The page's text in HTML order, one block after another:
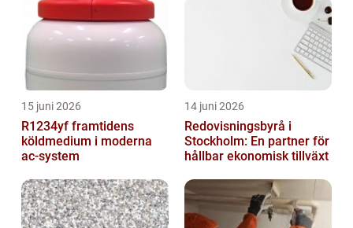
15 juni 2026
R1234yf framtidens
köldmedium i moderna
ac-system
14 juni 2026
Redovisningsbyrå i
Stockholm: En partner för
hållbar ekonomisk tillväxt